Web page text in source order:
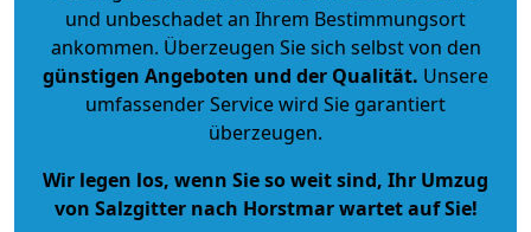
und unbeschadet an Ihrem Bestimmungsort
ankommen. Überzeugen Sie sich selbst von den
günstigen Angeboten und der Qualität. Unsere
umfassender Service wird Sie garantiert
überzeugen.
Wir legen los, wenn Sie so weit sind, Ihr Umzug
von Salzgitter nach Horstmar wartet auf Sie!